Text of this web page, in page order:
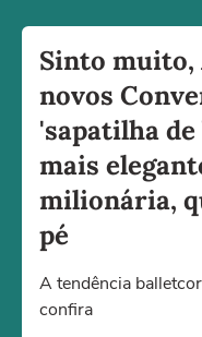
Sinto muito,
novos
'sapatilha
mais
milionária,
pé
A tendência
confira